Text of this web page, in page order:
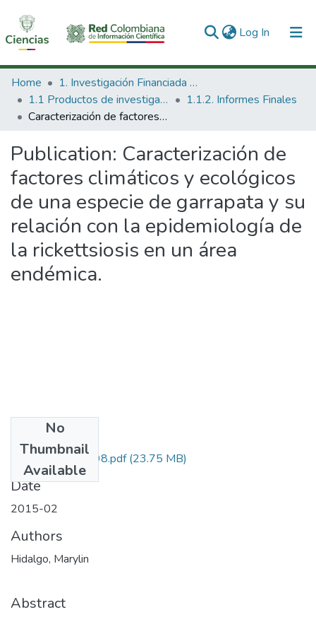
Log In (current)
Communities & Collections
All of DSpace
Home
1. Investigación Financiada con Recursos Públicos
1.1 Productos de investigación
1.1.2. Informes Finales
Caracterización de factores climáticos y ecológicos de una especie de garrapata y su relación con la epidemiología de la rickettsiosis en un área endémica.
Publication: Caracterización de
factores climáticos y ecológicos
de una especie de garrapata y su
relación con la epidemiología de
la rickettsiosis en un área
endémica.
No
Thumbnail
Available
120351929098.pdf(23.75 MB)
Date
2015-02
Authors
Hidalgo, Marylin
Abstract